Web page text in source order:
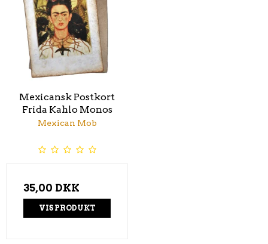
Mexicansk Postkort
Frida Kahlo Monos
Mexican Mob
35,00 DKK
VIS PRODUKT